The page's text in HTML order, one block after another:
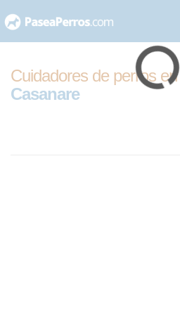
al
Cuidadores de perros en
Casanare